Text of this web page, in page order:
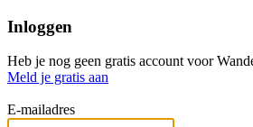
Inloggen
Heb je nog geen gratis account voor
Meld je gratis aan
E-mailadres